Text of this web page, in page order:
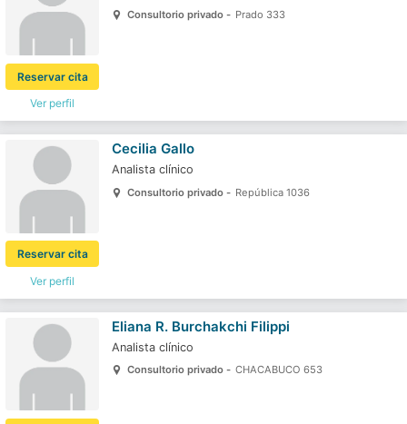
Ver perfil
Reservar cita
Consultorio privado - Prado 333
Ver perfil
Reservar cita
Cecilia Gallo
Analista clínico
Consultorio privado - República 1036
Eliana R. Burchakchi Filippi
Analista clínico
Consultorio privado - CHACABUCO 653